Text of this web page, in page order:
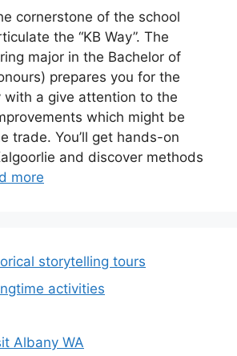
cornerstone of the school
the “KB Way”. The
major in the Bachelor of
prepares you for the
with a give attention to the
which might be
trade. You’ll get hands-on
and discover methods
more
storytelling tours
activities
Albany WA